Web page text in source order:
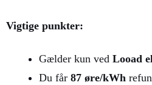
Vigtige punkter:
Gælder kun ved Looad
Du får 87 øre/kWh